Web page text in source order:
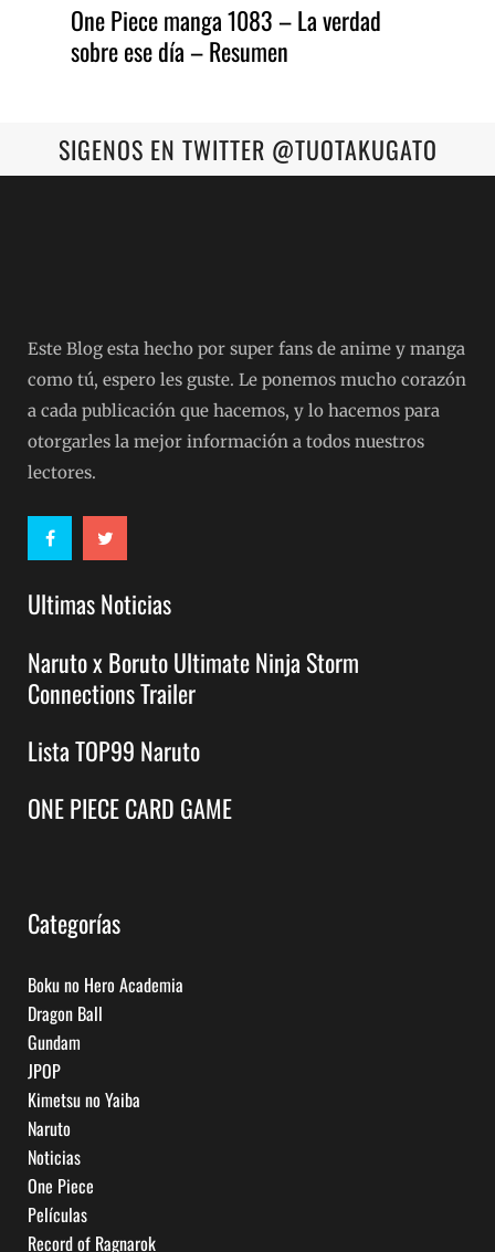
One Piece manga 1083 – La verdad
sobre ese día – Resumen
SIGENOS EN TWITTER @TUOTAKUGATO
Este Blog esta hecho por super fans de anime y manga
como tú, espero les guste. Le ponemos mucho corazón
a cada publicación que hacemos, y lo hacemos para
otorgarles la mejor información a todos nuestros
lectores.
Ultimas Noticias
Naruto x Boruto Ultimate Ninja Storm
Connections Trailer
Lista TOP99 Naruto
ONE PIECE CARD GAME
Categorías
Boku no Hero Academia
Dragon Ball
Gundam
JPOP
Kimetsu no Yaiba
Naruto
Noticias
One Piece
Películas
Record of Ragnarok